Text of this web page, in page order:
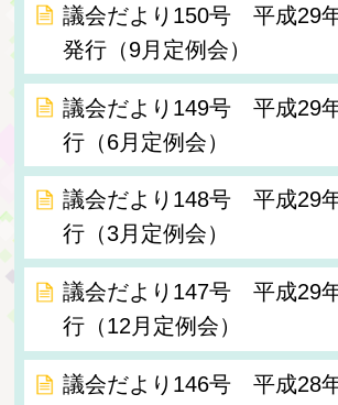
議会だより150号 平成29
発行（9月定例会）
議会だより149号 平成29
行（6月定例会）
議会だより148号 平成29
行（3月定例会）
議会だより147号 平成29
行（12月定例会）
議会だより146号 平成28